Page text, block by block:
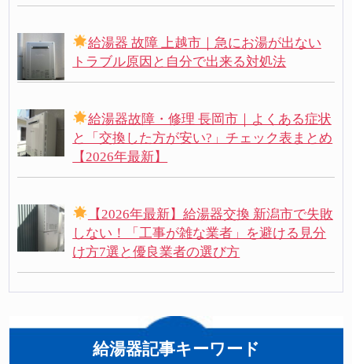
給湯器 故障 上越市｜急にお湯が出ない
トラブル原因と自分で出来る対処法
給湯器故障・修理 長岡市｜よくある症状
と「交換した方が安い?」チェック表まとめ
【2026年最新】
【2026年最新】給湯器交換 新潟市で失敗
しない！「工事が雑な業者」を避ける見分
け方7選と優良業者の選び方
給湯器記事キーワード